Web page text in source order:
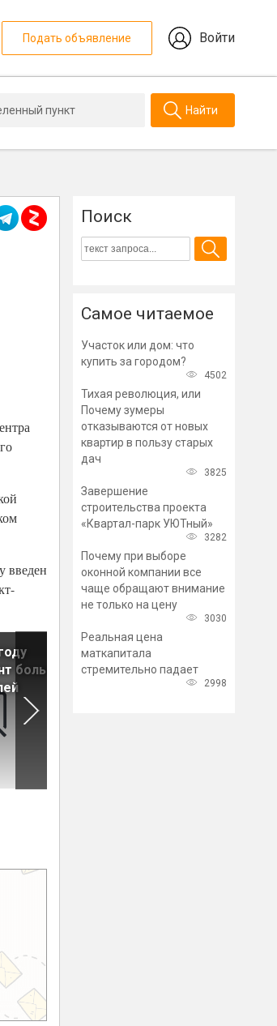
Подать объявление Войти
Найти
введен
больниц
В Кировске построят новую
поликлинику
Поиск
Самое читаемое
Участок или дом: что
купить за городом?
4502
Тихая революция, или
Почему зумеры
отказываются от новых
квартир в пользу старых
дач
3825
Завершение
строительства проекта
«Квартал-парк УЮТный»
3282
Почему при выборе
оконной компании все
чаще обращают внимание
не только на цену
3030
Реальная цена
маткапитала
стремительно падает
2998